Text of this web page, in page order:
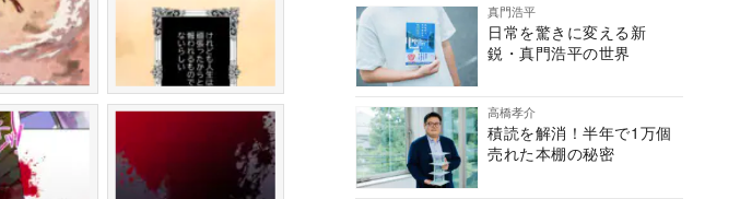
真門浩平
日常を驚きに変える新
鋭・真門浩平の世界
高橋孝介
積読を解消！半年で1万個
売れた本棚の秘密